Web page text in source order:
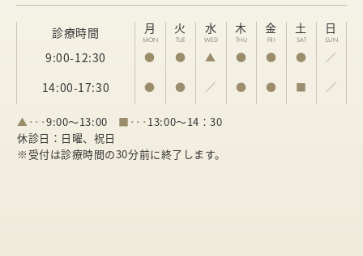
診療時間 月
MON
火
TUE
水
WED
木
THU
金
FRI
土
SAT
日
SUN
9:00-12:30 ● ● ▲ ● ● ● ／
14:00-17:30 ● ● ／ ● ● ■ ／
▲･･･9:00～13:00 ■･･･ 13:00～14：30
休診日：日曜、祝日
※受付は診療時間の30分前に終了します。